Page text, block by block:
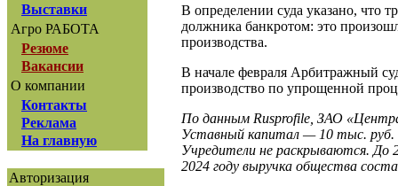
Выставки
Агро РАБОТА
Резюме
Вакансии
О компании
Контакты
Реклама
На главную
Авторизация
В определении суда указано, что
должника банкротом: это
производства.
В начале февраля Арбитражный
производство по упрощенной
По данным Rusprofile, ЗАО
Уставный капитал — 10 тыс. руб.
Учредители не раскрываются. До
2024 году выручка общества